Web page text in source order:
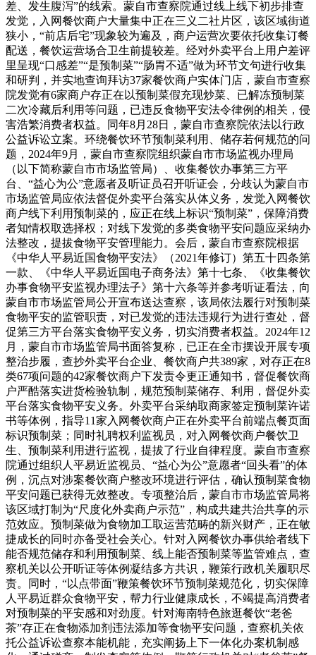
差、发生腹泻”的线索。蒙自市查察院通过线上线下初步排查
发觉，入网餐饮商户大量集中正在三义二社片区，该区域街道
狭小，“前店后宅”现象较为遍及，商户运营次要依托收集订餐
配送，餐饮运营场合卫生前提较差。经对外卖平台上用户差评
里呈现“口感差”“是预制菜”“肠胃不适”做为环节文句进行收集
和研判，并实地查询拜访37家餐饮商户实体门店，蒙自市查察
院发觉有6家商户存正在以预制菜假充现炒菜、已解冻预制菜
二次冷藏后利用等问题，已违反食物平安法令律例的相关，侵
害浩繁消费者权益。同年8月28日，蒙自市查察院依法以行政
公益诉讼立案。环绕餐饮环节预制菜利用、储存若何规范的问
题，2024年9月，蒙自市查察院组织蒙自市市场监视办理局
（以下简称蒙自市市场监管局）、收集餐饮办事第三方平
台、“益心为公”意愿者及听证员召开听证会，分歧认为蒙自市
市场监管局应依法督促外卖平台落实从体义务，发觉入网餐饮
商户线下利用预制菜的，应正在线上标识“预制菜”，保障消费
者知情权取选择权；对线下发觉的多类食物平安问题应采纳办
法整改，提拔食物平安管理能力。会后，蒙自市查察院根据
《中华人平易近国食物平安法》（2021年修订）第五十四条第
一款、《中华人平易近国电子商务法》第十七条、《收集餐饮
办事食物平安监视办理法子》第十六条等并参考听证看法，向
蒙自市市场监管局公开宣布送达查察，该局依法履行对预制菜
食物平安的监管职责，对已发觉的违法违规行为进行查处，督
促第三方平台落实食物平安义务，切实消费者权益。2024年12
月，蒙自市市场监管局书面答复称，已正在全市摆设开展专项
整治步履，查抄外卖平台企业、餐饮商户共389家，对存正在8
类67项问题的42家餐饮商户下发责令更正通知书，督促餐饮商
户严酷落实进货检验轨制，规范预制菜储存、利用，督促外卖
平台落实食物平安义务。外卖平台采纳取商家签定预制菜许诺
书等体例，指导11家入网餐饮商户正在外卖平台前端点餐页面
标识预制菜；同时礼聘权利监视员，对入网餐饮商户餐饮卫
生、预制菜利用进行监视，提拔了行业自律程度。蒙自市查察
院通过组织人平易近监视员、“益心为公”意愿者“回头看”的体
例，沉点对涉案餐饮商户整改环境进行评估，确认预制菜食物
平安问题已获得无效整改。专项整治后，蒙自市市场监管局将
该区域打制为“尺度化外卖商户示范”，构成共建共治共享的示
范效应。预制菜做为食物加工取运营范畴的新兴财产，正在敏
捷成长的同时亦备受社会关心。针对入网餐饮办事供给者线下
能否规范储存和利用预制菜、线上能否预制菜等监管难点，查
察机关以公开听证等体例凝结多方共识，鞭策行政机关履职尽
责。同时，“以点带面”鞭策餐饮环节预制菜规范化，切实保障
人平易近群众食物平安，帮力行业健康成长，不竭提高消费者
对预制菜的平安感和对劲度。针对海南特色旅逛餐饮“老爸
茶”存正在食物添加剂违法添加等食物平安问题，查察机关依
托公益诉讼查察本能机能，充实阐扬上下一体化办案机制感